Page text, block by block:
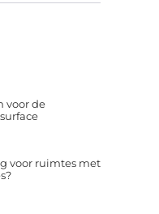
voor de
voor ruimtes met